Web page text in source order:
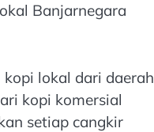
Banjarnegara
lokal dari daerah
kopi komersial
setiap cangkir